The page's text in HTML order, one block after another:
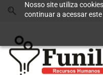
Nosso site utiliza
continuar a acessar
Skip
search
Skip
main
content